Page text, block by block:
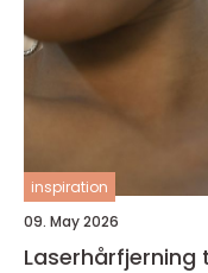
inspiration
09. May 2026
Laserhårfjerning trygg og effektiv vei til